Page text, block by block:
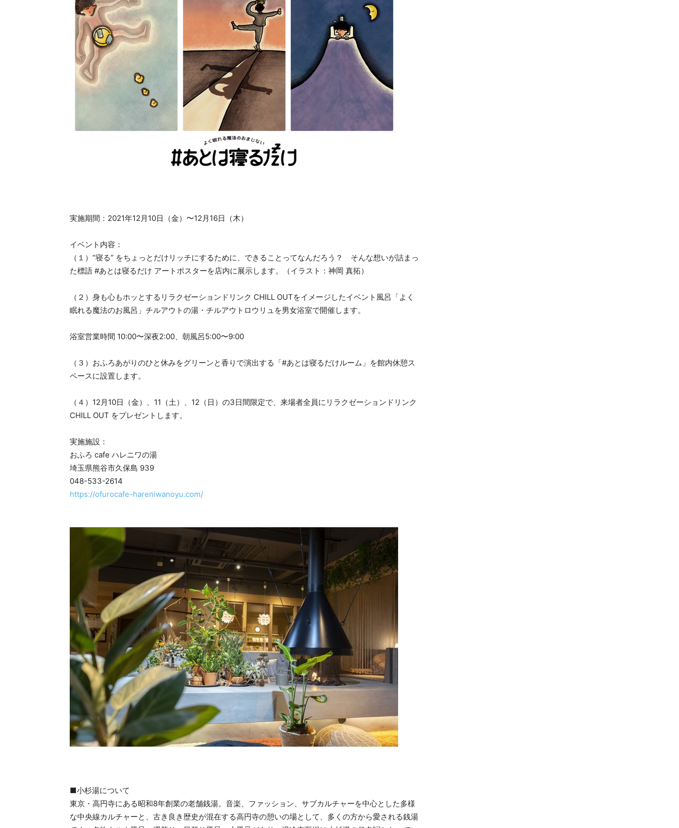
実施期間：2021年12月10日（金）〜12月16日（木）
イベント内容：
（１）“寝る” をちょっとだけリッチにするために、できることってなんだろう？ そんな想いが詰まっ
た標語 #あとは寝るだけ アートポスターを店内に展示します。（イラスト：神岡 真拓）
（２）身も心もホッとするリラクゼーションドリンク CHILL OUTをイメージしたイベント風呂「よく
眠れる魔法のお風呂」チルアウトの湯・チルアウトロウリュを男女浴室で開催します。
浴室営業時間 10:00〜深夜2:00、朝風呂5:00〜9:00
（３）おふろあがりのひと休みをグリーンと香りで演出する「#あとは寝るだけルーム」を館内休憩ス
ペースに設置します。
（４）12月10日（金）、11（土）、12（日）の3日間限定で、来場者全員にリラクゼーションドリンク
CHILL OUT をプレゼントします。
実施施設：
おふろ cafe ハレニワの湯
埼玉県熊谷市久保島 939
048-533-2614
https://ofurocafe-hareniwanoyu.com/
■小杉湯について
東京・高円寺にある昭和8年創業の老舗銭湯。音楽、ファッション、サブカルチャーを中心とした多様
な中央線カルチャーと、古き良き歴史が混在する高円寺の憩いの場として、多くの方から愛される銭湯